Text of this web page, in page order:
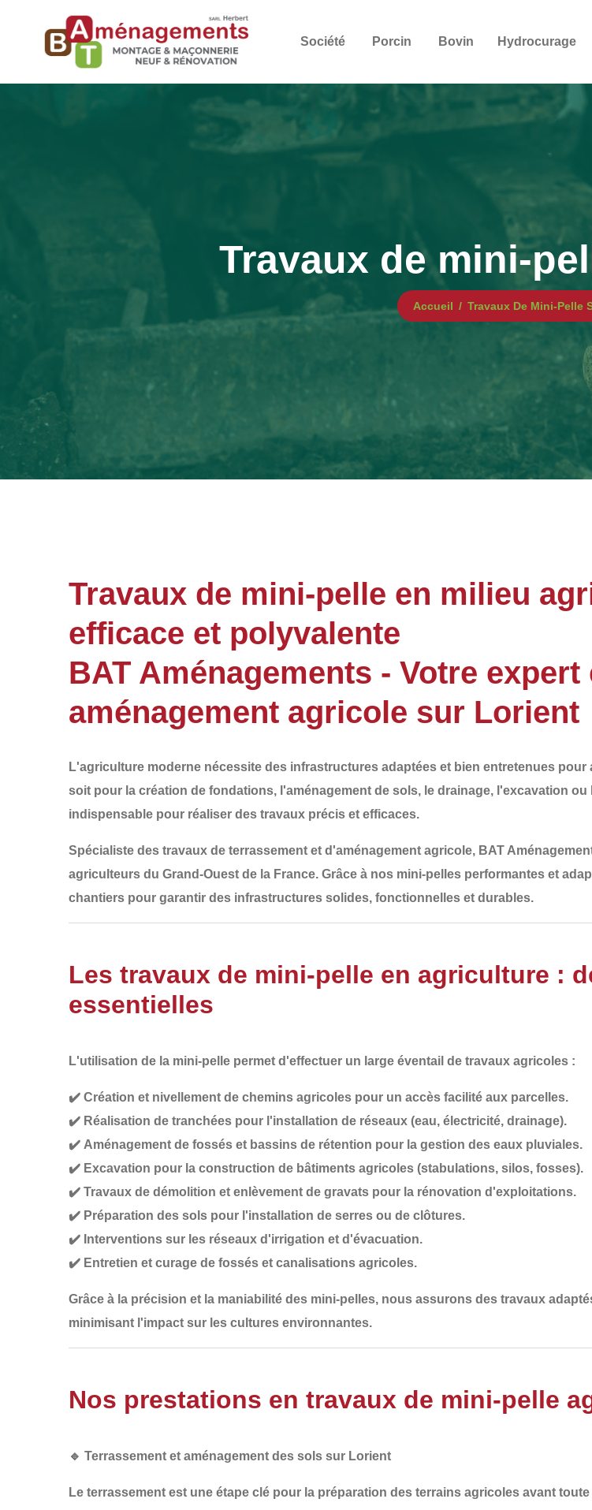
Société Porcin Bovin Hydrocurage
Travaux de mini-
Accueil Travaux De Mini-Pelle
Travaux de mini-pelle en milieu
efficace et polyvalente
BAT Aménagements - Votre
aménagement agricole sur Lorient
L'agriculture moderne nécessite des infrastructures adaptées et bien entretenues
soit pour la création de fondations, l'aménagement de sols, le drainage, l'excavation ou
indispensable pour réaliser des travaux précis et efficaces.
Spécialiste des travaux de terrassement et d'aménagement agricole, BAT
agriculteurs du Grand-Ouest de la France. Grâce à nos mini-pelles performantes et
chantiers pour garantir des infrastructures solides, fonctionnelles et durables.
Les travaux de mini-pelle en agriculture :
essentielles
L'utilisation de la mini-pelle permet d'effectuer un large éventail de travaux agricoles :
✔️ Création et nivellement de chemins agricoles pour un accès facilité aux parcelles.
✔️ Réalisation de tranchées pour l'installation de réseaux (eau, électricité, drainage).
✔️ Aménagement de fossés et bassins de rétention pour la gestion des eaux pluviales.
✔️ Excavation pour la construction de bâtiments agricoles (stabulations, silos, fosses).
✔️ Travaux de démolition et enlèvement de gravats pour la rénovation d'exploitations.
✔️ Préparation des sols pour l'installation de serres ou de clôtures.
✔️ Interventions sur les réseaux d'irrigation et d'évacuation.
✔️ Entretien et curage de fossés et canalisations agricoles.
Grâce à la précision et la maniabilité des mini-pelles, nous assurons des travaux
minimisant l'impact sur les cultures environnantes.
Nos prestations en travaux de mini-pelle
🔹 Terrassement et aménagement des sols sur Lorient
Le terrassement est une étape clé pour la préparation des terrains agricoles avant